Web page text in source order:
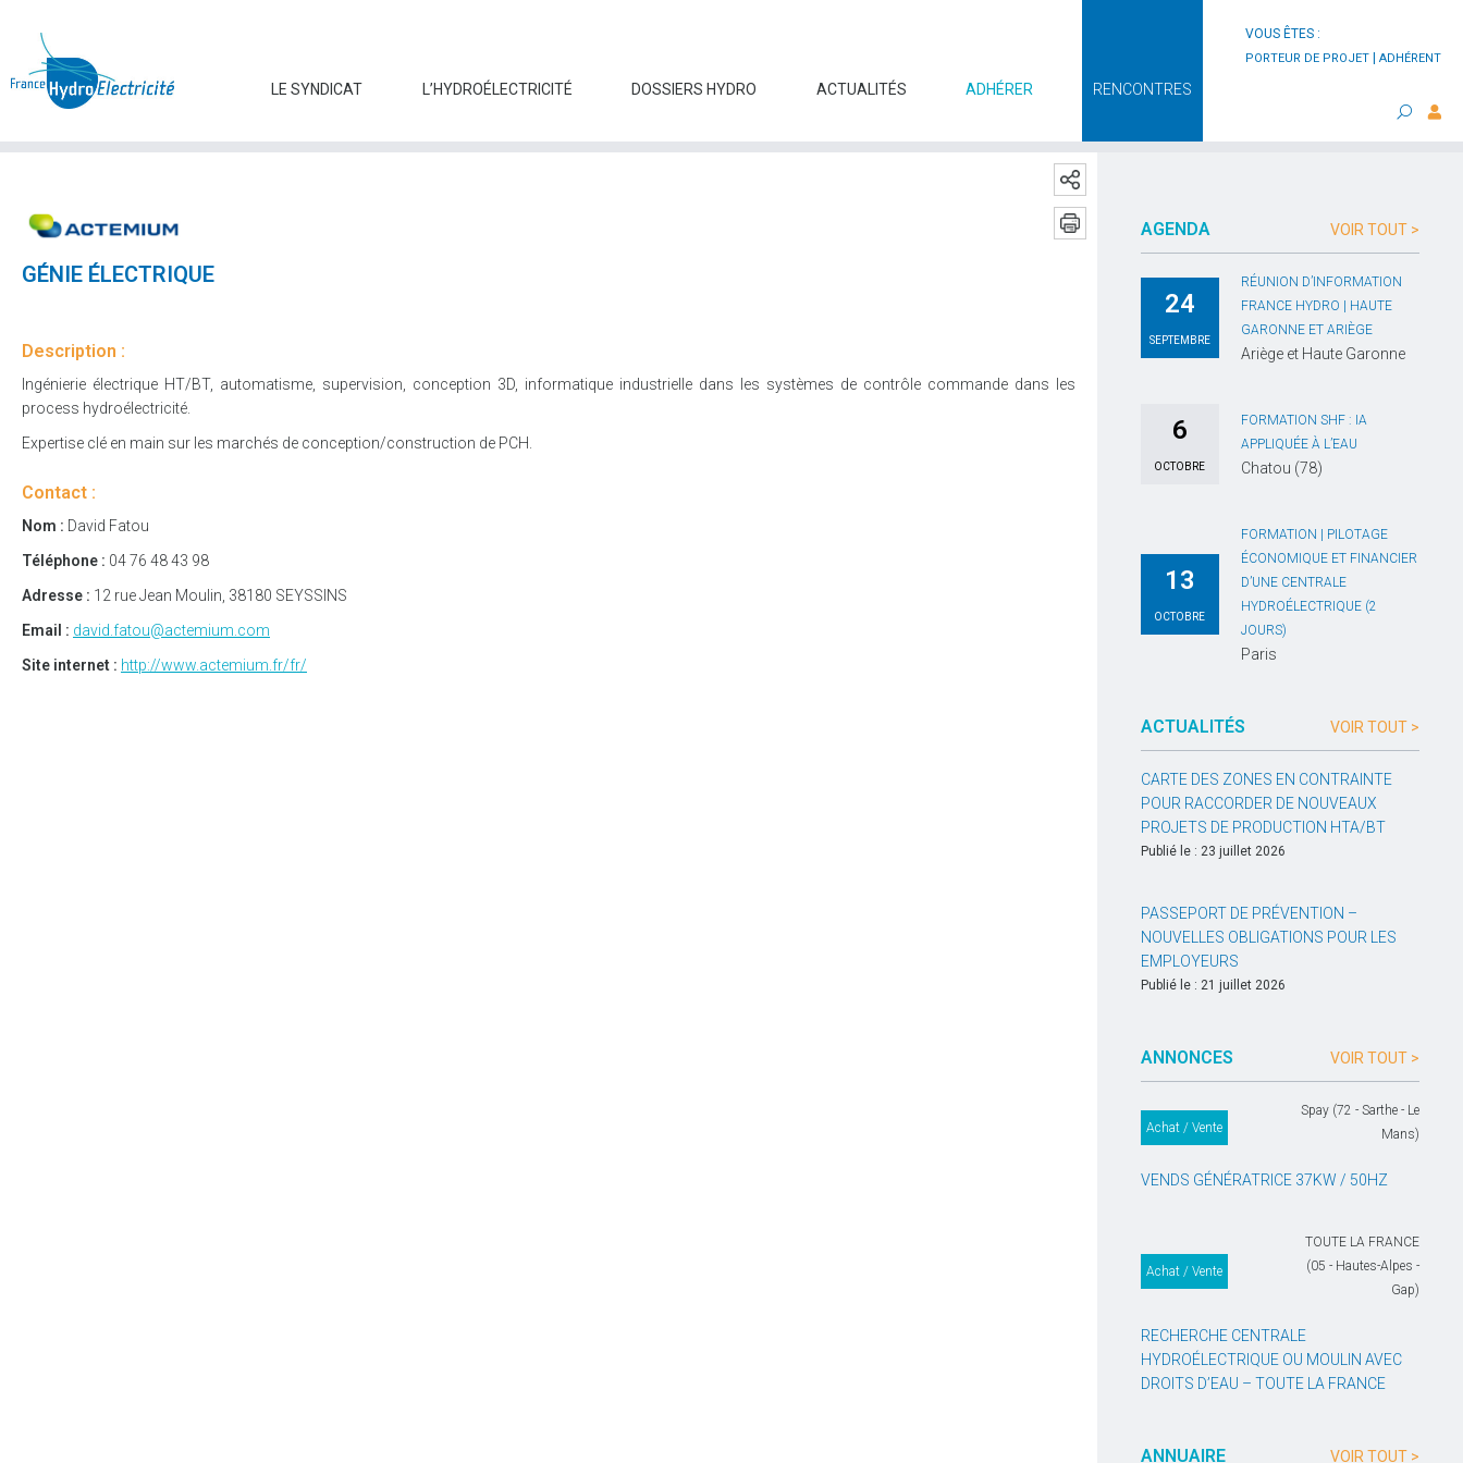
VOUS ÊTES :
PORTEUR DE PROJET ADHÉRENT
LE SYNDICAT L’HYDROÉLECTRICITÉ DOSSIERS HYDRO ACTUALITÉS ADHÉRER RENCONTRES
GÉNIE ÉLECTRIQUE
Description :
Ingénierie électrique HT/BT, automatisme, supervision, conception 3D, informatique industrielle dans les systèmes de contrôle commande dans les
process hydroélectricité.
Expertise clé en main sur les marchés de conception/construction de PCH.
Contact :
Nom : David Fatou
Téléphone : 04 76 48 43 98
Adresse : 12 rue Jean Moulin, 38180 SEYSSINS
Email : david.fatou@actemium.com
Site internet : http://www.actemium.fr/fr/
AGENDA VOIR TOUT >
24
SEPTEMBRE
RÉUNION D’INFORMATION
FRANCE HYDRO | HAUTE
GARONNE ET ARIÈGE
Ariège et Haute Garonne
6
OCTOBRE
FORMATION SHF : IA
APPLIQUÉE À L’EAU
Chatou (78)
13
OCTOBRE
FORMATION | PILOTAGE
ÉCONOMIQUE ET FINANCIER
D’UNE CENTRALE
HYDROÉLECTRIQUE (2
JOURS)
Paris
ACTUALITÉS VOIR TOUT >
CARTE DES ZONES EN CONTRAINTE
POUR RACCORDER DE NOUVEAUX
PROJETS DE PRODUCTION HTA/BT
Publié le : 23 juillet 2026
PASSEPORT DE PRÉVENTION –
NOUVELLES OBLIGATIONS POUR LES
EMPLOYEURS
Publié le : 21 juillet 2026
ANNONCES VOIR TOUT >
Achat / Vente
Spay (72 - Sarthe - Le
Mans)
VENDS GÉNÉRATRICE 37KW / 50HZ
Achat / Vente
TOUTE LA FRANCE
(05 - Hautes-Alpes -
Gap)
RECHERCHE CENTRALE
HYDROÉLECTRIQUE OU MOULIN AVEC
DROITS D’EAU – TOUTE LA FRANCE
ANNUAIRE VOIR TOUT >